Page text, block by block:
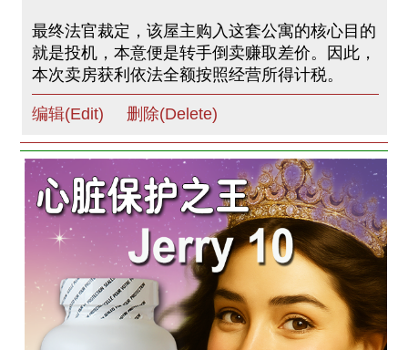
最终法官裁定，该屋主购入这套公寓的核心目的
就是投机，本意便是转手倒卖赚取差价。因此，
本次卖房获利依法全额按照经营所得计税。
编辑(Edit) 删除(Delete)